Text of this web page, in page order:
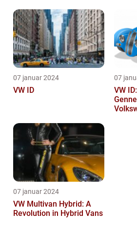
07 januar 2024
VW ID
07
VW
07 januar 2024
VW Multivan Hybrid: A
Revolution in Hybrid Vans